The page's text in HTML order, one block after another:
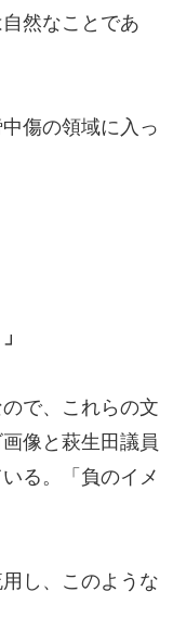
然なことであ
傷の領域に入っ
で、これらの文
像と萩生田議員
る。「負のイメ
し、このような